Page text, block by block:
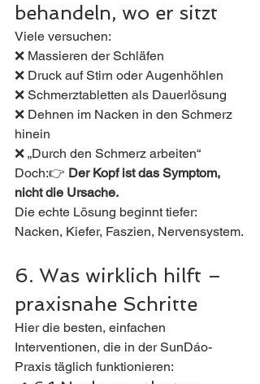
behandeln, wo er sitzt
Viele versuchen:
❌ Massieren der Schläfen
❌ Druck auf Stirn oder Augenhöhlen
❌ Schmerztabletten als Dauerlösung
❌ Dehnen im Nacken in den Schmerz
hinein
❌ „Durch den Schmerz arbeiten“
Doch:👉 Der Kopf ist das Symptom,
nicht die Ursache.
Die echte Lösung beginnt tiefer:
Nacken, Kiefer, Faszien, Nervensystem.
6. Was wirklich hilft –
praxisnahe Schritte
Hier die besten, einfachen
Interventionen, die in der SunDáo-
Praxis täglich funktionieren: